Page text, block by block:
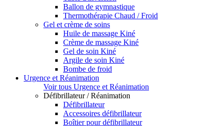
Ballon de gymnastique
Thermothérapie Chaud / Froid
Gel et crème de soins
Huile de massage Kiné
Crème de massage Kiné
Gel de soin Kiné
Argile de soin Kiné
Bombe de froid
Urgence et Réanimation
Voir tous Urgence et Réanimation
Défibrillateur / Réanimation
Défibrillateur
Accessoires défibrillateur
Boîtier pour défibrillateur